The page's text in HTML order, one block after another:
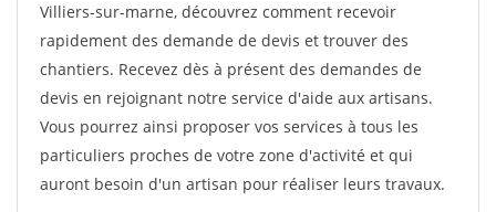
Villiers-sur-marne, découvrez comment recevoir
rapidement des demande de devis et trouver des
chantiers. Recevez dès à présent des demandes de
devis en rejoignant notre service d'aide aux artisans.
Vous pourrez ainsi proposer vos services à tous les
particuliers proches de votre zone d'activité et qui
auront besoin d'un artisan pour réaliser leurs travaux.